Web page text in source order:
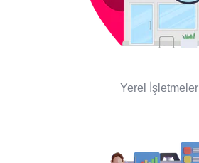
Yerel İşletmeler